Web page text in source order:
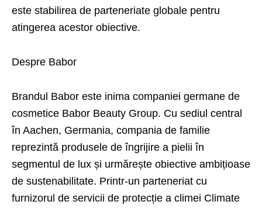
este stabilirea de parteneriate globale pentru
atingerea acestor obiective.
Despre Babor
Brandul Babor este inima companiei germane de
cosmetice Babor Beauty Group. Cu sediul central
în Aachen, Germania, compania de familie
reprezintă produsele de îngrijire a pielii în
segmentul de lux și urmărește obiective ambițioase
de sustenabilitate. Printr-un parteneriat cu
furnizorul de servicii de protecție a climei Climate